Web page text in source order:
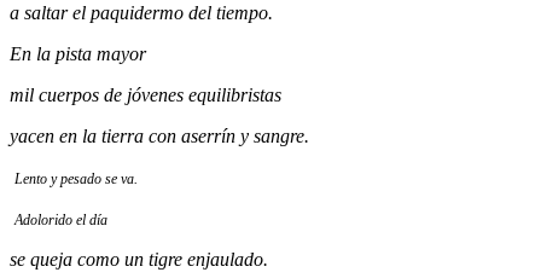
a saltar el paquidermo del tiempo.
En la pista mayor
mil cuerpos de jóvenes equilibristas
yacen en la tierra con aserrín y sangre.
Lento y pesado se va.
Adolorido el día
se queja como un tigre enjaulado.